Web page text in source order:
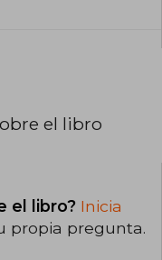
el libro
el libro? Inicia
propia pregunta.